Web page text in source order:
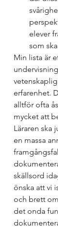
elever
som
Min lista är
erfarenhet.
alltför ofta
mycket att
Läraren ska
en massa
skällsord
önska att vi
och brett
det onda